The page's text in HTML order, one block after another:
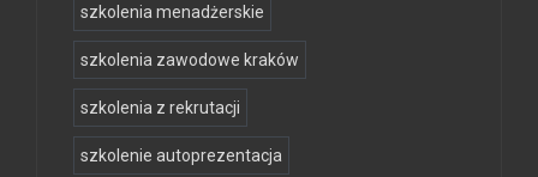
szkolenia menadżerskie
szkolenia zawodowe kraków
szkolenia z rekrutacji
szkolenie autoprezentacja